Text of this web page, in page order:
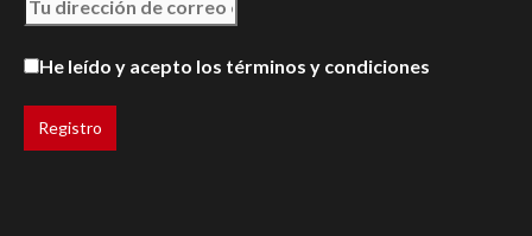
He leído y acepto los términos y condiciones